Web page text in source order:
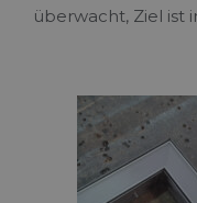
überwacht, Ziel ist